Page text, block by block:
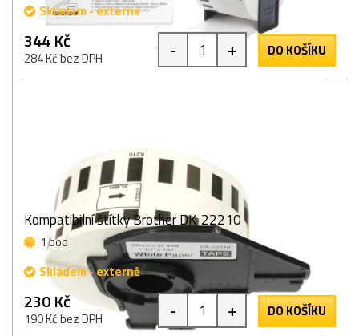
Skladem - externě
344 Kč
284 Kč bez DPH - + DO KOŠÍKU
Kompatibilní štítky Brother DK-22210
1 bod
Skladem - externě
230 Kč
190 Kč bez DPH - + DO KOŠÍKU